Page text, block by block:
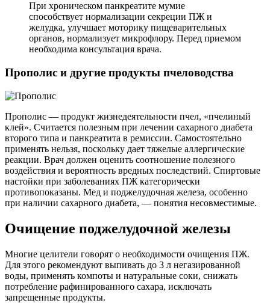
При хроническом панкреатите мумие
способствует нормализации секреции ПЖ и
желудка, улучшает моторику пищеварительных
органов, нормализует микрофлору. Перед приемом
необходима консультация врача.
Прополис и другие продукты пчеловодства
Прополис — продукт жизнедеятельности пчел, «пчелиный
клей». Считается полезным при лечении сахарного диабета
второго типа и панкреатита в ремиссии. Самостоятельно
применять нельзя, поскольку дает тяжелые аллергические
реакции. Врач должен оценить соотношение полезного
воздействия и вероятность вредных последствий. Спиртовые
настойки при заболеваниях ПЖ категорически
противопоказаны. Мед и поджелудочная железа, особенно
при наличии сахарного диабета, — понятия несовместимые.
Очищение поджелудочной железы
Многие целители говорят о необходимости очищения ПЖ.
Для этого рекомендуют выпивать до 3 л негазированной
воды, применять компоты и натуральные соки, снижать
потребление рафинированного сахара, исключать
запрещенные продукты.